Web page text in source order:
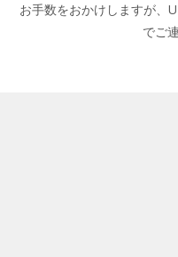
お手数をおかけしますが、
でご